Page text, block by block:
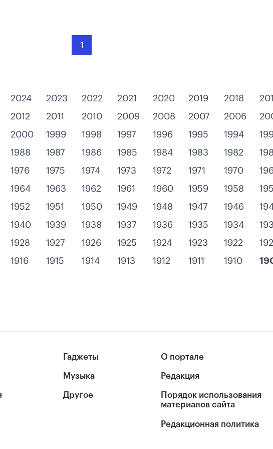
1
2024 2023 2022 2021 2020 2019 2018
2012 2011 2010 2009 2008 2007 2006
2000 1999 1998 1997 1996 1995 1994
1988 1987 1986 1985 1984 1983 1982
1976 1975 1974 1973 1972 1971 1970
1964 1963 1962 1961 1960 1959 1958
1952 1951 1950 1949 1948 1947 1946
1940 1939 1938 1937 1936 1935 1934
1928 1927 1926 1925 1924 1923 1922
1916 1915 1914 1913 1912 1911 1910
Гаджеты
Музыка
Другое
О портале
Редакция
Порядок использования
материалов сайта
Редакционная политика